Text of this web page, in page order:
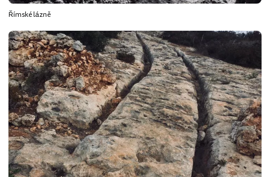
Římské lázně